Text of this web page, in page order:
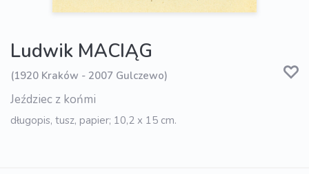
Ludwik MACIĄG
(1920 Kraków - 2007 Gulczewo)
Jeździec z końmi
długopis, tusz, papier; 10,2 x 15 cm.